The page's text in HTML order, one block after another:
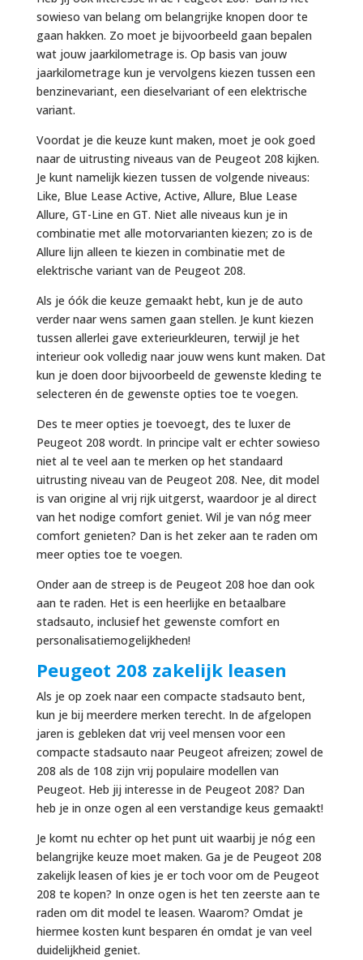
sowieso van belang om belangrijke knopen door te
gaan hakken. Zo moet je bijvoorbeeld gaan bepalen
wat jouw jaarkilometrage is. Op basis van jouw
jaarkilometrage kun je vervolgens kiezen tussen een
benzinevariant, een dieselvariant of een elektrische
variant.
Voordat je die keuze kunt maken, moet je ook goed
naar de uitrusting niveaus van de Peugeot 208 kijken.
Je kunt namelijk kiezen tussen de volgende niveaus:
Like, Blue Lease Active, Active, Allure, Blue Lease
Allure, GT-Line en GT. Niet alle niveaus kun je in
combinatie met alle motorvarianten kiezen; zo is de
Allure lijn alleen te kiezen in combinatie met de
elektrische variant van de Peugeot 208.
Als je óók die keuze gemaakt hebt, kun je de auto
verder naar wens samen gaan stellen. Je kunt kiezen
tussen allerlei gave exterieurkleuren, terwijl je het
interieur ook volledig naar jouw wens kunt maken. Dat
kun je doen door bijvoorbeeld de gewenste kleding te
selecteren én de gewenste opties toe te voegen.
Des te meer opties je toevoegt, des te luxer de
Peugeot 208 wordt. In principe valt er echter sowieso
niet al te veel aan te merken op het standaard
uitrusting niveau van de Peugeot 208. Nee, dit model
is van origine al vrij rijk uitgerst, waardoor je al direct
van het nodige comfort geniet. Wil je van nóg meer
comfort genieten? Dan is het zeker aan te raden om
meer opties toe te voegen.
Onder aan de streep is de Peugeot 208 hoe dan ook
aan te raden. Het is een heerlijke en betaalbare
stadsauto, inclusief het gewenste comfort en
personalisatiemogelijkheden!
Peugeot 208 zakelijk leasen
Als je op zoek naar een compacte stadsauto bent,
kun je bij meerdere merken terecht. In de afgelopen
jaren is gebleken dat vrij veel mensen voor een
compacte stadsauto naar Peugeot afreizen; zowel de
208 als de 108 zijn vrij populaire modellen van
Peugeot. Heb jij interesse in de Peugeot 208? Dan
heb je in onze ogen al een verstandige keus gemaakt!
Je komt nu echter op het punt uit waarbij je nóg een
belangrijke keuze moet maken. Ga je de Peugeot 208
zakelijk leasen of kies je er toch voor om de Peugeot
208 te kopen? In onze ogen is het ten zeerste aan te
raden om dit model te leasen. Waarom? Omdat je
hiermee kosten kunt besparen én omdat je van veel
duidelijkheid geniet.